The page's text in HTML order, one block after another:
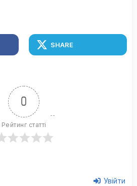
SHARE
0
Рейтинг статті
Увійти